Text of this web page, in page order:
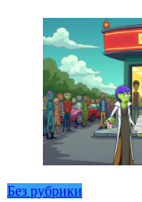
Без рубрики